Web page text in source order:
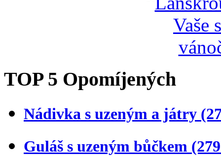
TOP 5 Opomíjených
Nádivka s uzeným a játry
Guláš s uzeným bůčkem